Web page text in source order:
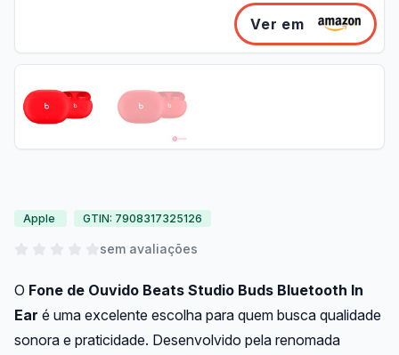
Ver em
Apple GTIN: 7908317325126
sem avaliações
O Fone de Ouvido Beats Studio Buds Bluetooth In
Ear é uma excelente escolha para quem busca qualidade
sonora e praticidade. Desenvolvido pela renomada